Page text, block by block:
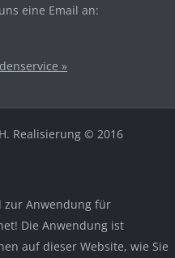
eine Email an:
»
Realisierung © 2016
zur Anwendung für
Die Anwendung ist
auf dieser Website, wie Sie